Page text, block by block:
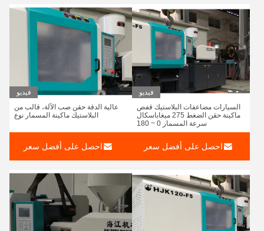
فيديو
السيارات مضاعفات البلاستيك قفص
ماكينة حقن الضغط 275 ميغاباسكال
سرعة المسمار 0 ~ 180
احصل على أفضل سعر
فيديو
عالية الدقة حقن صب الآلة، قالب من
البلاستيك ماكينة المسمار نوع
احصل على أفضل سعر